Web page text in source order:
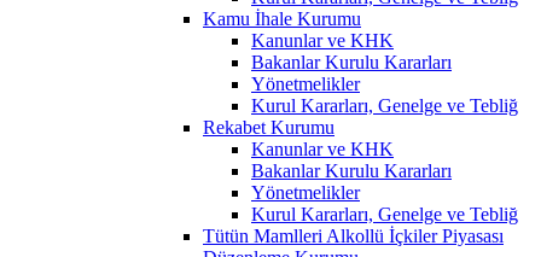
Kamu İhale Kurumu
Kanunlar ve KHK
Bakanlar Kurulu Kararları
Yönetmelikler
Kurul Kararları, Genelge ve Tebliğ
Rekabet Kurumu
Kanunlar ve KHK
Bakanlar Kurulu Kararları
Yönetmelikler
Kurul Kararları, Genelge ve Tebliğ
Tütün Mamlleri Alkollü İçkiler Piyasası